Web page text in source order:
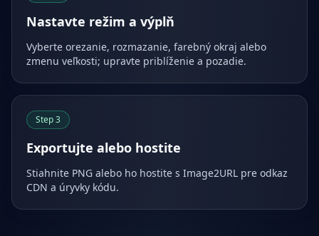
Nastavte režim a výplň
Vyberte orezanie, rozmazanie, farebný okraj alebo
zmenu veľkosti; upravte priblíženie a pozadie.
Step3
Exportujte alebo hostite
Stiahnite PNG alebo ho hostite s Image2URL pre odkaz
CDN a úryvky kódu.